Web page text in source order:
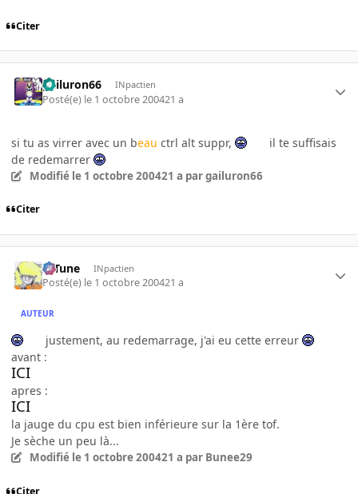
Citer
gailuron66 INpactien
Posté(e) le 1 octobre 200421 a
si tu as virrer avec un beau ctrl alt suppr,
il te suffisais
de redemarrer
Modifié le 1 octobre 200421 a par gailuron66
Citer
D-Tune INpactien
Posté(e) le 1 octobre 200421 a
AUTEUR
justement, au redemarrage, j'ai eu cette erreur
avant :
ICI
apres :
ICI
la jauge du cpu est bien inférieure sur la 1ère tof.
Je sèche un peu là...
Modifié le 1 octobre 200421 a par Bunee29
Citer